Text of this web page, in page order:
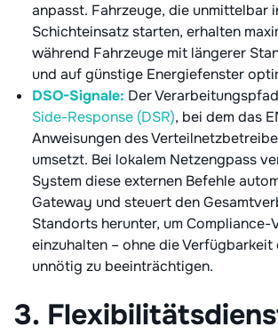
anpasst. Fahrzeuge, die unmittelbar
Schichteinsatz starten, erhalten
während Fahrzeuge mit längerer
und auf günstige Energiefenster
DSO-Signale: Der
Side-Response (DSR), bei dem das
Anweisungen des
umsetzt. Bei lokalem Netzengpass
System diese externen Befehle
Gateway und steuert den
Standorts herunter, um Compliance-
einzuhalten – ohne die Verfügbarkeit
unnötig zu beeinträchtigen.
3.